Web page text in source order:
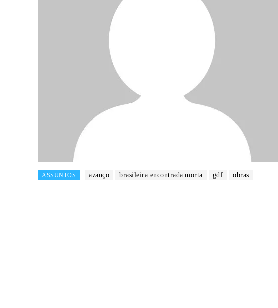
ASSUNTOS avanço brasileira encontrada morta gdf obras